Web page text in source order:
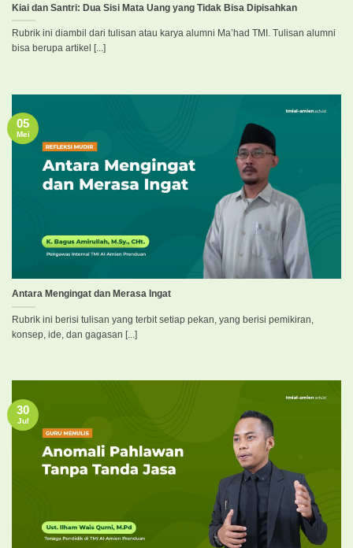
Kiai dan Santri: Dua Sisi Mata Uang yang Tidak Bisa Dipisahkan
Rubrik ini diambil dari tulisan atau karya alumni Ma’had TMI. Tulisan alumni
bisa berupa artikel [...]
Antara Mengingat dan Merasa Ingat
Rubrik ini berisi tulisan yang terbit setiap pekan, yang berisi pemikiran,
konsep, ide, dan gagasan [...]
05
Mei
30
Jul